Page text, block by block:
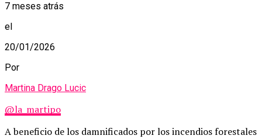
7 meses atrás
el
20/01/2026
Por
Martina Drago Lucic
@la_martipo
A beneficio de los damnificados por los incendios forestales